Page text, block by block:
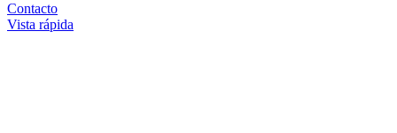
Contacto
Vista rápida